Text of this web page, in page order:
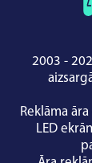
2003 -
Reklāma
LED